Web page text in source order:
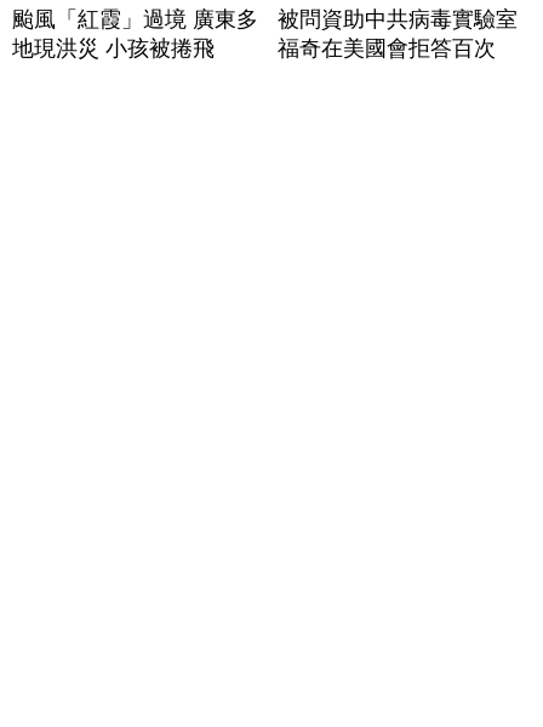
颱風「紅霞」過境 廣東多
地現洪災 小孩被捲飛
被問資助中共病毒實驗室
福奇在美國會拒答百次